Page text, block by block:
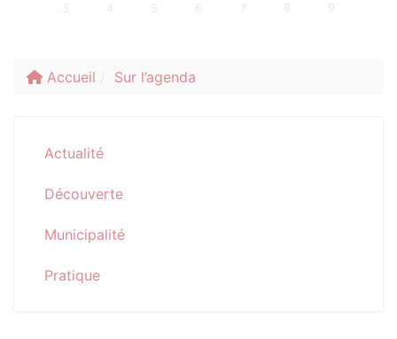
3 4 5 6 7 8 9
Accueil Sur l’agenda
Actualité
Découverte
Municipalité
Pratique